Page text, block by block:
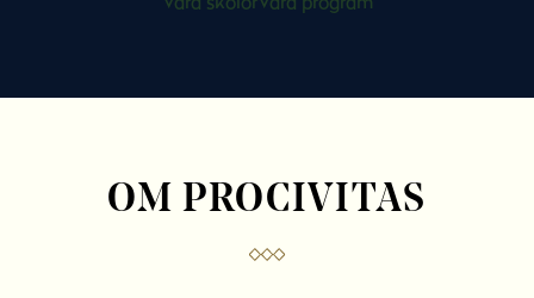
OM PROCIVITAS